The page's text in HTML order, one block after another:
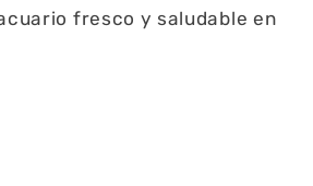
fresco y saludable en